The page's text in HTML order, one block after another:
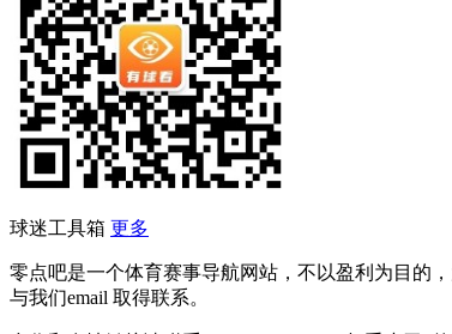
球迷工具箱 更多
零点吧是一个体育赛事导航网站，不以盈利为目的
与我们email 取得联系。